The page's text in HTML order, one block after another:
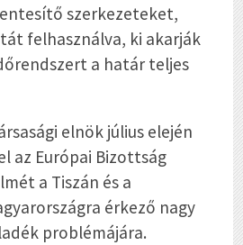
szerkezeteket,
felhasználva, ki akarják
a határ teljes
elnök július elején
az Európai Bizottság
a Tiszán és a
érkező nagy
problémájára.